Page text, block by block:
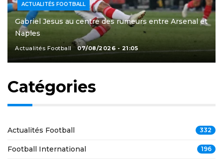
ACTUALITÉS FOOTBALL
Gabriel Jesus au centre des rumeurs entre Arsenal et
Naples
Actualités Football 07/08/2026 - 21:05
Catégories
Actualités Football 332
Football International 196